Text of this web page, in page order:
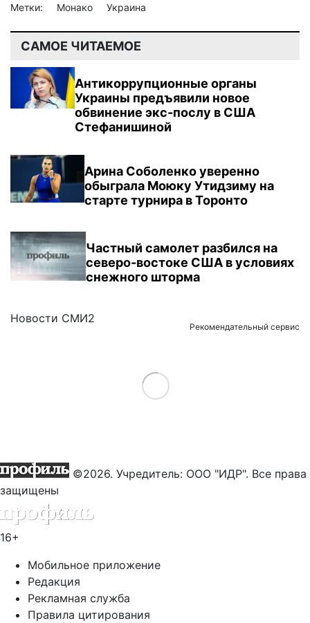
Метки: Монако Украина
САМОЕ ЧИТАЕМОЕ
Антикоррупционные органы
Украины предъявили новое
обвинение экс-послу в США
Стефанишиной
Арина Соболенко уверенно
обыграла Моюку Утидзиму на
старте турнира в Торонто
Частный самолет разбился на
северо-востоке США в условиях
снежного шторма
Новости СМИ2
Рекомендательный сервис
Load More
©2026. Учредитель: ООО "ИДР". Все права
защищены
16+
Мобильное приложение
Редакция
Рекламная служба
Правила цитирования